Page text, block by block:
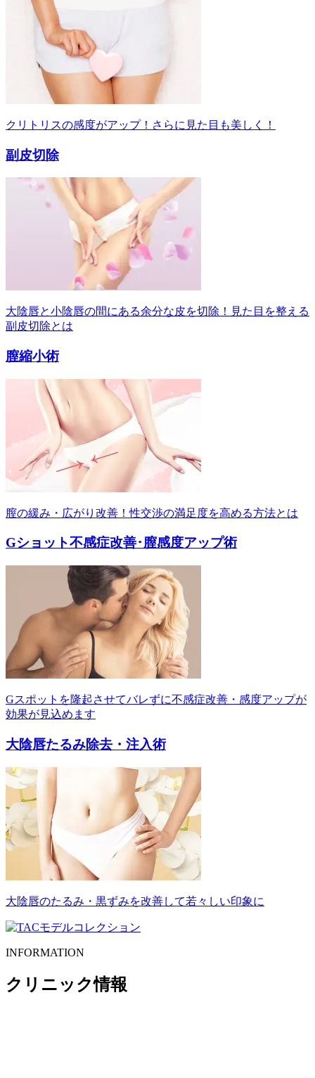
クリトリスの感度がアップ！さらに見た目も美しく！
副皮切除
大陰唇と小陰唇の間にある余分な皮を切除！見た目を整える
副皮切除とは
膣縮小術
膣の緩み・広がり改善！性交渉の満足度を高める方法とは
Gショット不感症改善･膣感度アップ術
Gスポットを隆起させてバレずに不感症改善・感度アップが
効果が見込めます
大陰唇たるみ除去・注入術
大陰唇のたるみ・黒ずみを改善して若々しい印象に
INFORMATION
クリニック情報